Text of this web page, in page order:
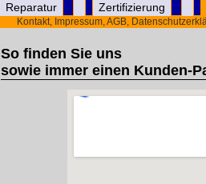
Reparatur Zertifizierung
Kontakt, Impressum, AGB,
So finden Sie uns
sowie immer einen Kunden-